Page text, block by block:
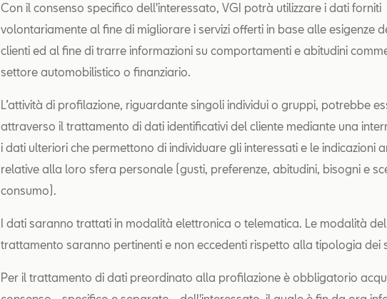
Con il consenso specifico dell'interessato, VGI potrà utilizzare i dati forniti
volontariamente al fine di migliorare i servizi offerti in base alle esigenze
clienti ed al fine di trarre informazioni su comportamenti e abitudini
settore automobilistico o finanziario.
L’attività di profilazione, riguardante singoli individui o gruppi, potrebbe
attraverso il trattamento di dati identificativi del cliente mediante una
i dati ulteriori che permettono di individuare gli interessati e le indicazioni
relative alla loro sfera personale (gusti, preferenze, abitudini, bisogni e
consumo).
I dati saranno trattati in modalità elettronica o telematica. Le modalità
trattamento saranno pertinenti e non eccedenti rispetto alla tipologia dei
Per il trattamento di dati preordinato alla profilazione è obbligatorio